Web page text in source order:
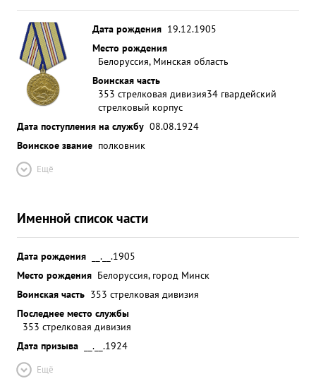
Дата рождения 19.12.1905
Место рождения
Белоруссия, Минская область
Воинская часть
353 стрелковая дивизия34 гвардейский
стрелковый корпус
Дата поступления на службу 08.08.1924
Воинское звание полковник
Ещё
Именной список части
Дата рождения
__.__.1905
Место рождения Белоруссия, город Минск
Воинская часть 353 стрелковая дивизия
Последнее место службы
353 стрелковая дивизия
Дата призыва
__.__.1924
Ещё